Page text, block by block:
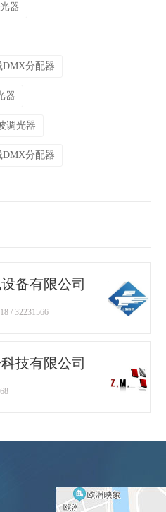
器
DMX分配器
器
调光器
DMX分配器
备有限公司
/ 32231566
技有限公司